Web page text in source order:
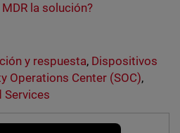
la solución?
y respuesta, Dispositivos
Operations Center (SOC),
Services